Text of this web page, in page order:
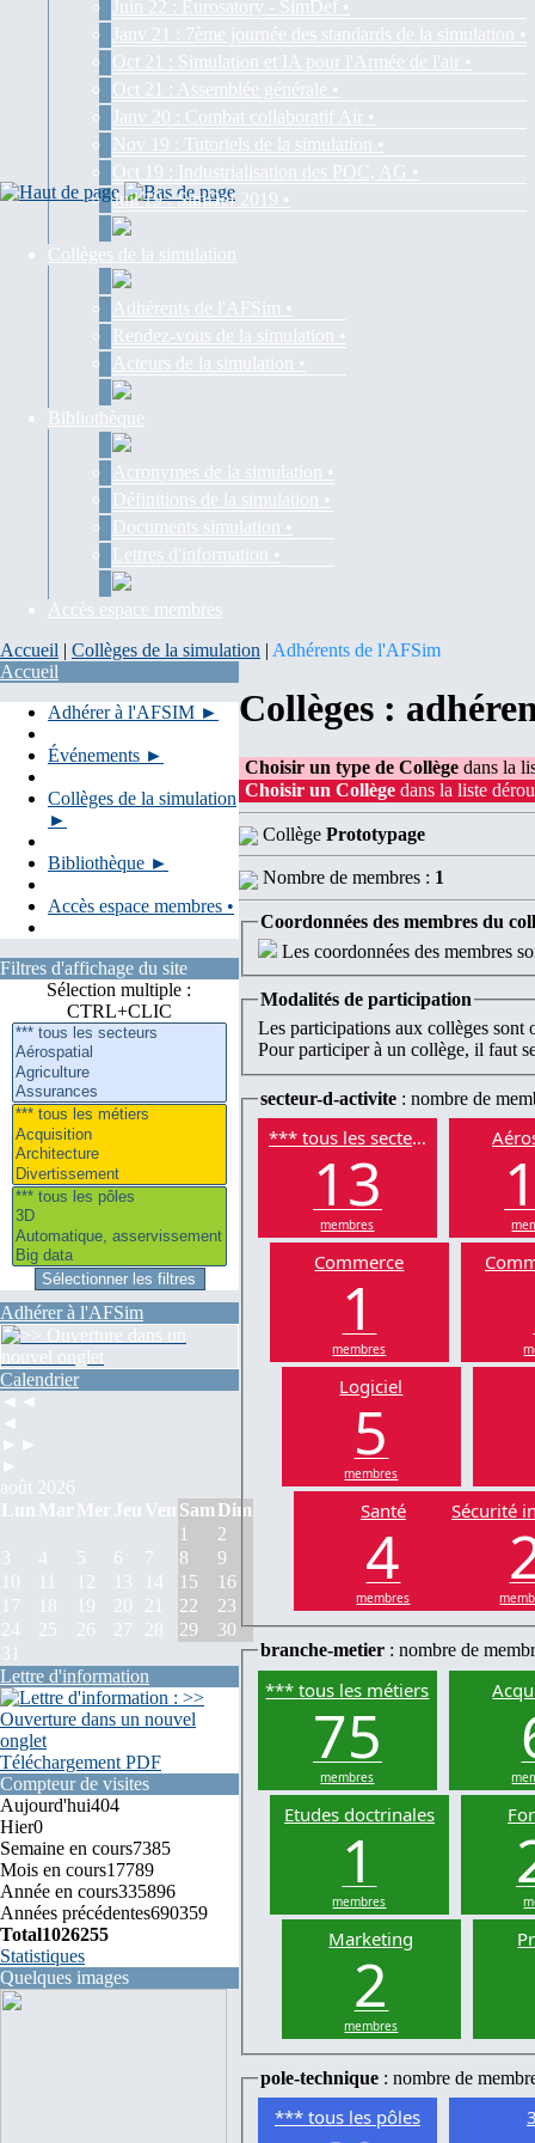
Juin 22 : Eurosatory - SimDef •
Janv 21 : 7ème journée des standards de la simulation •
Oct 21 : Simulation et IA pour l'Armée de l'air •
Oct 21 : Assemblée générale •
Janv 20 : Combat collaboratif Air •
Nov 19 : Tutoriels de la simulation •
Oct 19 : Industrialisation des POC, AG •
Juil 19 : SimDef 2019 •
Collèges de la simulation
Adhérents de l'AFSim •
Rendez-vous de la simulation •
Acteurs de la simulation •
Bibliothèque
Acronymes de la simulation •
Définitions de la simulation •
Documents simulation •
Lettres d'information •
Accès espace membres
Accueil | Collèges de la simulation | Adhérents de l'AFSim
Accueil
Adhérer à l'AFSIM ►
Événements ►
Collèges de la simulation
►
Bibliothèque ►
Accès espace membres •
Filtres d'affichage du site
Sélection multiple :
CTRL+CLIC
Adhérer à l'AFSim
Calendrier
◄◄
◄
►►
►
août 2026
Lun Mar Mer Jeu Ven Sam Dim
1
2
3
4 5 6 7 8
9
10
11 12 13 14 15
16
17
18 19 20 21 22
23
24
25 26 27 28 29
30
31
Lettre d'information
Téléchargement PDF
Compteur de visites
Aujourd'hui404
Hier0
Semaine en cours7385
Mois en cours17789
Année en cours335896
Années précédentes690359
Total1026255
Statistiques
Quelques images
Collèges :
Choisir un type de Collège dans la
Choisir un Collège dans la liste
Collège Prototypage
Nombre de membres : 1
Coordonnées des membres du
Les coordonnées des membres
Modalités de participation
Les participations aux collèges sont
Pour participer à un collège, il faut
secteur-d-activite : nombre de
*** tous les secteurs
13
membres
Commerce
1
membres
Logiciel
5
membres
Santé
4
membres
Sécurité
branche-metier : nombre de
*** tous les métiers
75
membres
Etudes doctrinales
1
membres
Marketing
2
membres
pole-technique : nombre de
*** tous les pôles